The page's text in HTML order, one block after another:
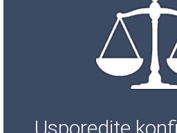
Usporedite